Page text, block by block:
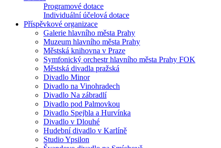
Programové dotace
Individuální účelová dotace
Příspěvkové organizace
Galerie hlavního města Prahy
Muzeum hlavního města Prahy
Městská knihovna v Praze
Symfonický orchestr hlavního města Prahy FOK
Městská divadla pražská
Divadlo Minor
Divadlo na Vinohradech
Divadlo Na zábradlí
Divadlo pod Palmovkou
Divadlo Spejbla a Hurvínka
Divadlo v Dlouhé
Hudební divadlo v Karlíně
Studio Ypsilon